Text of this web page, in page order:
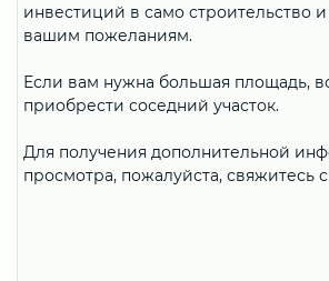
инвестиций в само строительство
вашим пожеланиям.
Если вам нужна большая площадь,
приобрести соседний участок.
Для получения дополнительной
просмотра, пожалуйста, свяжитесь